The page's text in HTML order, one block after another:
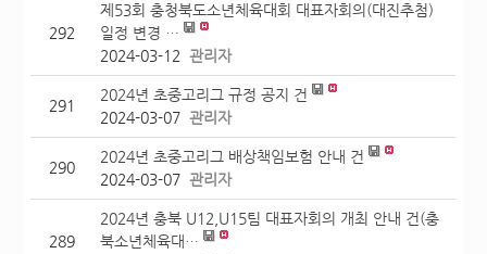
292
제53회 충청북도소년체육대회 대표자회의(대진추첨)
일정 변경 …
2024-03-12관리자
291
2024년 초중고리그 규정 공지 건
2024-03-07관리자
290
2024년 초중고리그 배상책임보험 안내 건
2024-03-07관리자
289
2024년 충북 U12,U15팀 대표자회의 개최 안내 건(충
북소년체육대…